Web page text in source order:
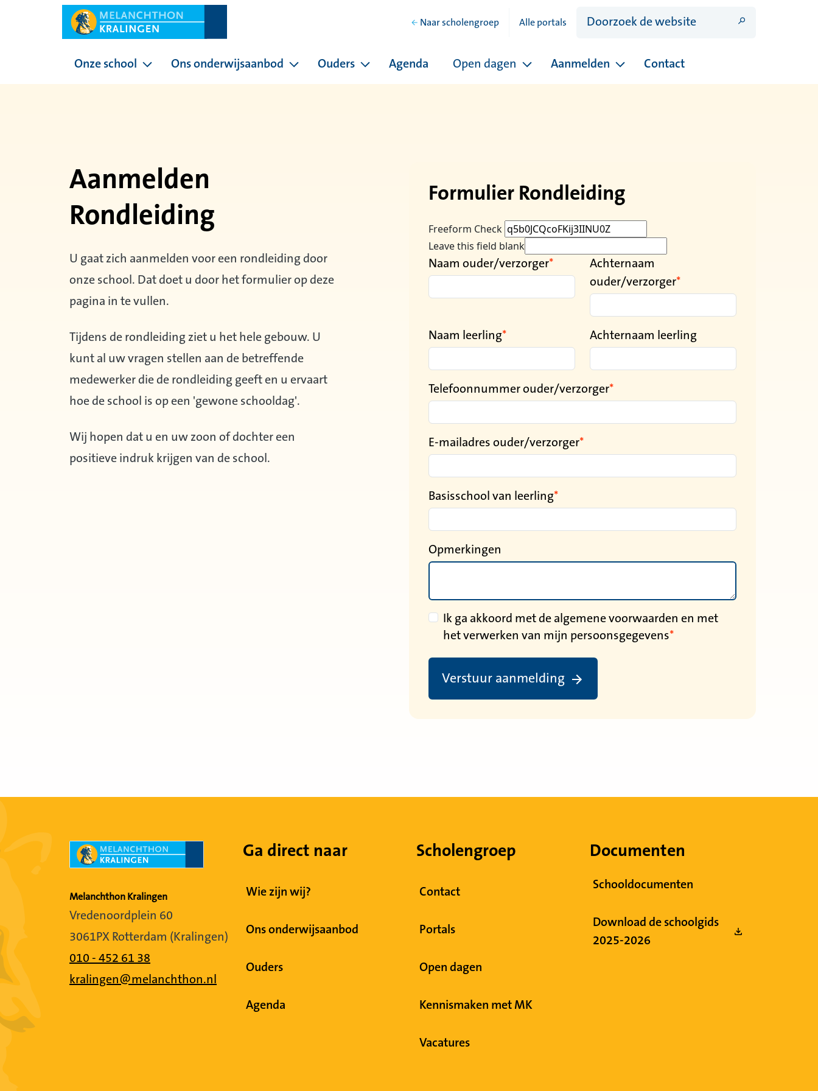
Naar scholengroep Alle portals
Onze school
Pagina's onder Onze school
Ons onderwijsaanbod
Pagina's onder Ons onderwijsaanbod
Ouders
Pagina's onder Ouders
Agenda Open dagen Aanmelden Contact
Aanmelden
Rondleiding
U gaat zich aanmelden voor een rondleiding door
onze school. Dat doet u door het formulier op deze
pagina in te vullen.
Tijdens de rondleiding ziet u het hele gebouw. U
kunt al uw vragen stellen aan de betreffende
medewerker die de rondleiding geeft en u ervaart
hoe de school is op een 'gewone schooldag'.
Wij hopen dat u en uw zoon of dochter een
positieve indruk krijgen van de school.
Formulier Rondleiding
Freeform Check
Leave this field blank
Naam ouder/verzorger
Achternaam
ouder/verzorger
Naam leerling Achternaam leerling
Telefoonnummer ouder/verzorger
E-mailadres ouder/verzorger
Basisschool van leerling
Opmerkingen
Ik ga akkoord met de algemene voorwaarden en met
het verwerken van mijn persoonsgegevens
Verstuur aanmelding
Melanchthon Kralingen
Vredenoordplein 60
3061PX Rotterdam (Kralingen)
010 - 452 61 38
kralingen@melanchthon.nl
Ga direct naar
Wie zijn wij?
Ons onderwijsaanbod
Ouders
Agenda
Scholengroep
Contact
Portals
Open dagen
Kennismaken met MK
Vacatures
Documenten
Schooldocumenten
Download de schoolgids
2025-2026